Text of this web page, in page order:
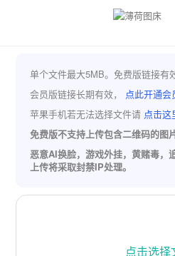
单个文件最大5MB。免费版链接有
会员版链接长期有效， 点此开通会
苹果手机若无法选择文件请 点击这
免费版不支持上传包含二维码的图片
恶意AI换脸，游戏外挂，黄赌毒，
上传将采取封禁IP处理。